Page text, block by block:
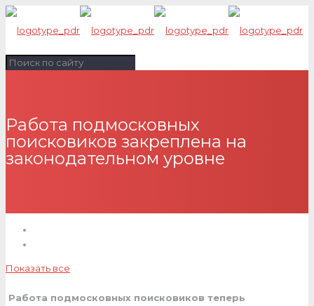
Работа подмосковных
поисковиков закреплена на
законодательном уровне
Показать все
Работа подмосковных поисковиков теперь